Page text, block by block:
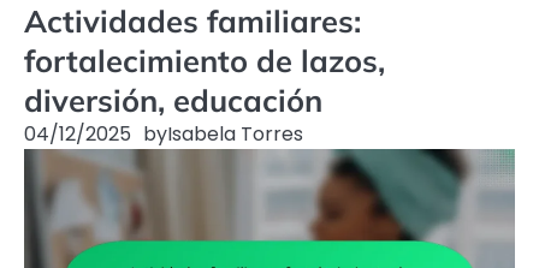
Actividades familiares:
fortalecimiento de lazos,
diversión, educación
04/12/2025 byIsabela Torres